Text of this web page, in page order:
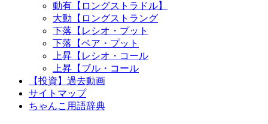
動有【ロングストラドル】
大動【ロングストラング
下落【レシオ・プット
下落【ベア・プット
上昇【レシオ・コール
上昇【ブル・コール
【投資】過去動画
サイトマップ
ちゃんこ用語辞典